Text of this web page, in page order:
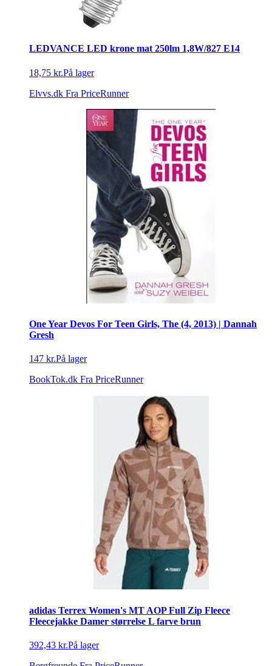
LEDVANCE LED krone mat 250lm 1,8W/827 E14
18,75 kr.På lager
Elvvs.dk Fra PriceRunner
One Year Devos For Teen Girls, The (4, 2013) | Dannah
Gresh
147 kr.På lager
BookTok.dk Fra PriceRunner
adidas Terrex Women's MT AOP Full Zip Fleece
Fleecejakke Damer størrelse L farve brun
392,43 kr.På lager